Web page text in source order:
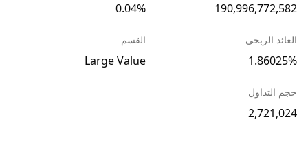
190,996,772,582
0.04%
العائد الربحي
1.86025%
القسم
Large Value
حجم التداول
2,721,024